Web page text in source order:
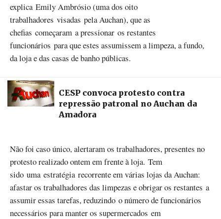
explica Emily Ambrósio (uma dos oito
trabalhadores visadas pela Auchan), que as
chefias começaram a pressionar os restantes
funcionários para que estes assumissem a limpeza, a fundo,
da loja e das casas de banho públicas.
CESP convoca protesto contra
repressão patronal no Auchan da
Amadora
Não foi caso único, alertaram os trabalhadores, presentes no
protesto realizado ontem em frente à loja. Tem
sido uma estratégia recorrente em várias lojas da Auchan:
afastar os trabalhadores das limpezas e obrigar os restantes a
assumir essas tarefas, reduzindo o número de funcionários
necessários para manter os supermercados em